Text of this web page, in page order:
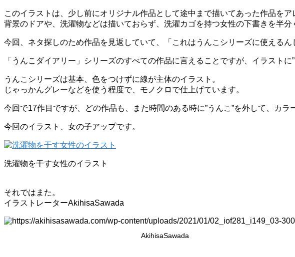
このイラストは、少し前にオリジナル作品として途中まで描いてあった作品をア
背景のドアや、洗濯物などは描いておらず、洗濯カゴを持つ女性の下書きを半
今回、ネタ探しのため作品を見返していて、「これはうんこシリーズに使えるん
「うんこダイアリー」シリーズのすべての作品に言えることですが、イラスト
うんこシリーズは基本、色をつけずに線が主体のイラスト。
じゃっかんグレーなどを使う程度で、モノクロで仕上げています。
今回で17作目ですが、どの作品も、また時間のある時に”うんこ”を外して、カ
今回のイラスト、女の子アップです。
洗濯物を干す女性のイラスト
それではまた。
イラストレーターAkihisaSawada
AkihisaSawada